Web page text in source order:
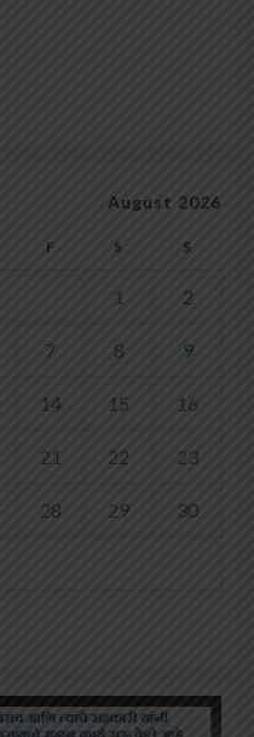
August 2026
F S S
1 2
7 8 9
14 15 16
21 22 23
28 29 30